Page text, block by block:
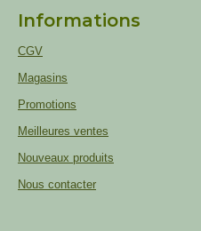
Informations
CGV
Magasins
Promotions
Meilleures ventes
Nouveaux produits
Nous contacter